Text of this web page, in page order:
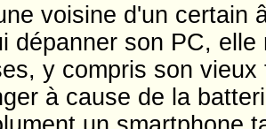
voisine d'un certain
dépanner son PC,
y compris son
à cause de la